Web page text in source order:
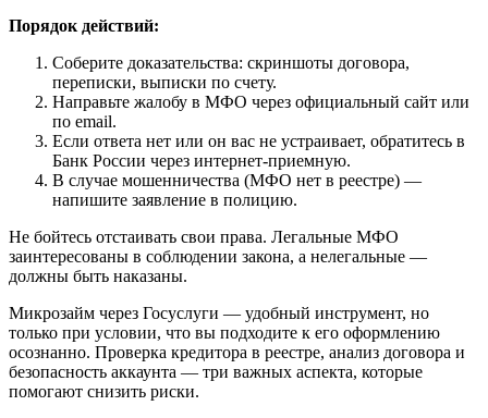
Порядок действий:
Соберите доказательства: скриншоты договора,
переписки, выписки по счету.
Направьте жалобу в МФО через официальный сайт или
по email.
Если ответа нет или он вас не устраивает, обратитесь в
Банк России через интернет-приемную.
В случае мошенничества (МФО нет в реестре) —
напишите заявление в полицию.
Не бойтесь отстаивать свои права. Легальные МФО
заинтересованы в соблюдении закона, а нелегальные —
должны быть наказаны.
Микрозайм через Госуслуги — удобный инструмент, но
только при условии, что вы подходите к его оформлению
осознанно. Проверка кредитора в реестре, анализ договора и
безопасность аккаунта — три важных аспекта, которые
помогают снизить риски.